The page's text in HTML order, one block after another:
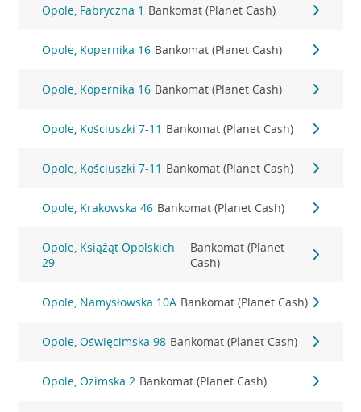
Opole, Fabryczna 1 Bankomat (Planet Cash)
Opole, Kopernika 16 Bankomat (Planet Cash)
Opole, Kopernika 16 Bankomat (Planet Cash)
Opole, Kościuszki 7-11 Bankomat (Planet Cash)
Opole, Kościuszki 7-11 Bankomat (Planet Cash)
Opole, Krakowska 46 Bankomat (Planet Cash)
Opole, Książąt Opolskich
29
Bankomat (Planet
Cash)
Opole, Namysłowska 10A Bankomat (Planet Cash)
Opole, Oświęcimska 98 Bankomat (Planet Cash)
Opole, Ozimska 2 Bankomat (Planet Cash)